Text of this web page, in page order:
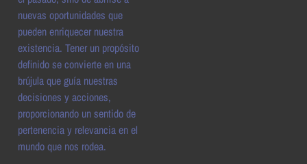
nuevas oportunidades que
pueden enriquecer nuestra
existencia. Tener un propósito
definido se convierte en una
brújula que guía nuestras
decisiones y acciones,
proporcionando un sentido de
pertenencia y relevancia en el
mundo que nos rodea.